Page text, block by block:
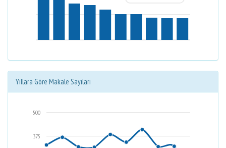
Yıllara Göre Makale Sayıları
375
500